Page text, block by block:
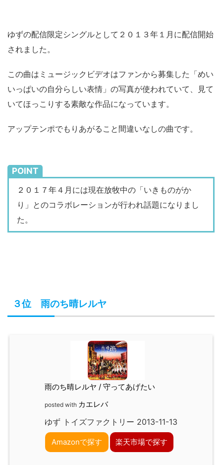
ゆずの配信限定シングルとして２０１３年１月に配信開始
されました。
この曲はミュージックビデオはファンから募集した「めい
いっぱいの自分らしい表情」の写真が使われていて、見て
いてほっこりする素敵な作品になっています。
アップテンポでもりあがること間違いなしの曲です。
POINT
２０１７年４月には現在放牧中の「いきものがか
り」とのコラボレーションが行われ話題になりまし
た。
３位 雨のち晴レルヤ
雨のち晴レルヤ / 守ってあげたい
posted with カエレバ
ゆず トイズファクトリー 2013-11-13
Amazonで探す 楽天市場で探す